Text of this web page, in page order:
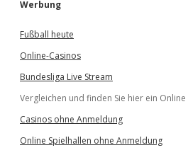
Werbung
Fußball heute
Online-Casinos
Bundesliga Live Stream
Vergleichen und finden Sie hier ein Online
Casinos ohne Anmeldung
Online Spielhallen ohne Anmeldung